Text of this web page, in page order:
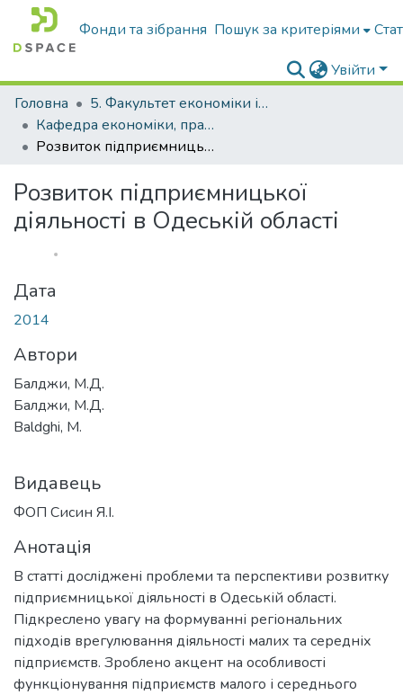
Фонди та зібрання Пошук за критеріями
Увійти
Головна
5. Факультет економіки і управління підприємництвом
Кафедра економіки, права та управління бізнесом
Розвиток підприємницької діяльності в Oдеській області
Розвиток підприємницької
діяльності в Oдеській області
Дата
2014
Автори
Балджи, М.Д.
Балджи, М.Д.
Baldghi, M.
Видавець
ФОП Сисин Я.І.
Анотація
В статті досліджені проблеми та перспективи розвитку
підприємницької діяльності в Одеській області.
Підкреслено увагу на формуванні регіональних
підходів врегулювання діяльності малих та середніх
підприємств. Зроблено акцент на особливості
функціонування підприємств малого і середнього